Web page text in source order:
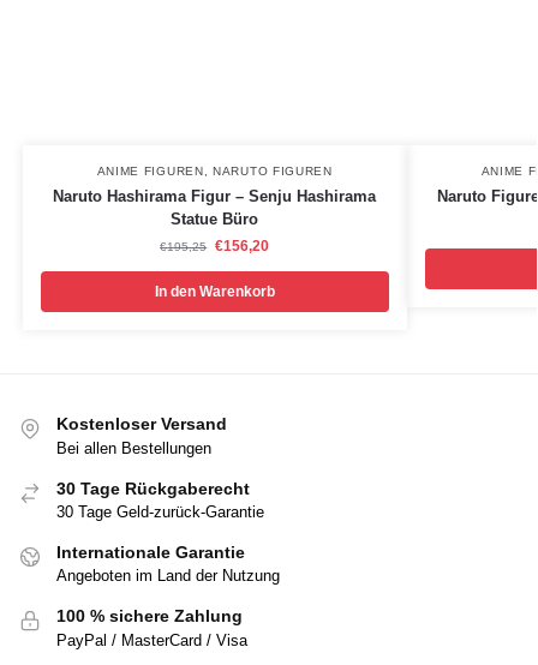
ANIME FIGUREN ,NARUTO FIGUREN
Naruto Hashirama Figur – Senju Hashirama
Statue Büro
€195,25 €156,20
In den Warenkorb
ANIME
Naruto
Kostenloser Versand
Bei allen Bestellungen
30 Tage Rückgaberecht
30 Tage Geld-zurück-Garantie
Internationale Garantie
Angeboten im Land der Nutzung
100 % sichere Zahlung
PayPal / MasterCard / Visa